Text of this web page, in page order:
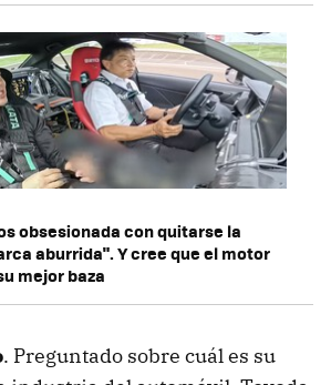
obsesionada con quitarse la
aburrida". Y cree que el motor
mejor baza
. Preguntado sobre cuál es su